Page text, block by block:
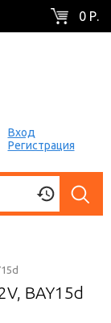
0 Р.
Вход
Регистрация
BAY15d